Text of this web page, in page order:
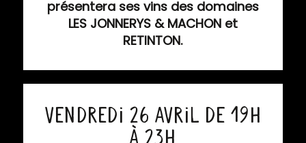
présentera ses vins des domaines
LES JONNERYS & MACHON et
RETINTON.
Vendredi 26 avril de 19h
à 23h